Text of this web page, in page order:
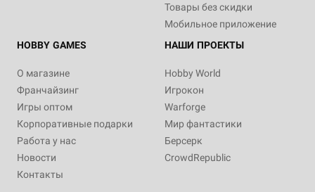
Товары без скидки
Мобильное приложение
HOBBY GAMES
О магазине
Франчайзинг
Игры оптом
Корпоративные подарки
Работа у нас
Новости
Контакты
НАШИ ПРОЕКТЫ
Hobby World
Игрокон
Warforge
Мир фантастики
Берсерк
CrowdRepublic